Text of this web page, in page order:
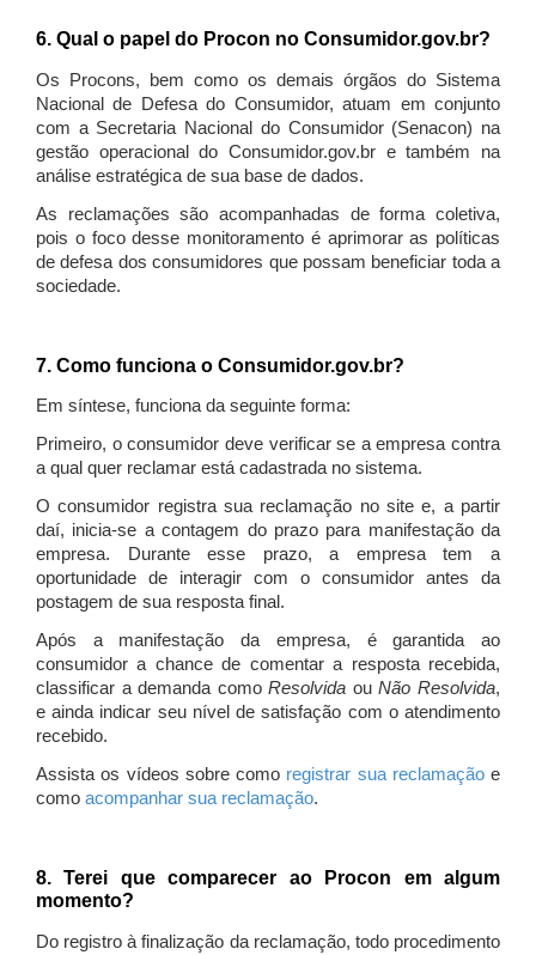
6. Qual o papel do Procon no Consumidor.gov.br?
Os Procons, bem como os demais órgãos do Sistema
Nacional de Defesa do Consumidor, atuam em conjunto
com a Secretaria Nacional do Consumidor (Senacon) na
gestão operacional do Consumidor.gov.br e também na
análise estratégica de sua base de dados.
As reclamações são acompanhadas de forma coletiva,
pois o foco desse monitoramento é aprimorar as políticas
de defesa dos consumidores que possam beneficiar toda a
sociedade.
7. Como funciona o Consumidor.gov.br?
Em síntese, funciona da seguinte forma:
Primeiro, o consumidor deve verificar se a empresa contra
a qual quer reclamar está cadastrada no sistema.
O consumidor registra sua reclamação no site e, a partir
daí, inicia-se a contagem do prazo para manifestação da
empresa. Durante esse prazo, a empresa tem a
oportunidade de interagir com o consumidor antes da
postagem de sua resposta final.
Após a manifestação da empresa, é garantida ao
consumidor a chance de comentar a resposta recebida,
classificar a demanda comoResolvida ouNão Resolvida,
e ainda indicar seu nível de satisfação com o atendimento
recebido.
Assista os vídeos sobre como registrar sua reclamaçãoe
como acompanhar sua reclamação.
8. Terei que comparecer ao Procon em algum
momento?
Do registro à finalização da reclamação, todo procedimento